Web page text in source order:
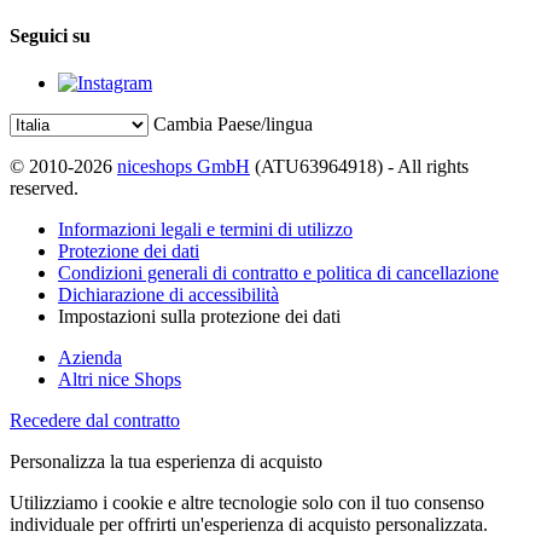
Seguici su
Cambia Paese/lingua
© 2010-2026 niceshops GmbH (ATU63964918) - All rights
reserved.
Informazioni legali e termini di utilizzo
Protezione dei dati
Condizioni generali di contratto e politica di cancellazione
Dichiarazione di accessibilità
Impostazioni sulla protezione dei dati
Azienda
Altri nice Shops
Recedere dal contratto
Personalizza la tua esperienza di acquisto
Utilizziamo i cookie e altre tecnologie solo con il tuo consenso
individuale per offrirti un'esperienza di acquisto personalizzata.